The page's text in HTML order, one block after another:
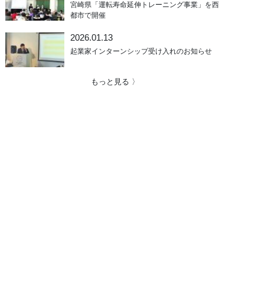
宮崎県「運転寿命延伸トレーニング事業」を西
都市で開催
2026.01.13
起業家インターンシップ受け入れのお知らせ
もっと見る 〉